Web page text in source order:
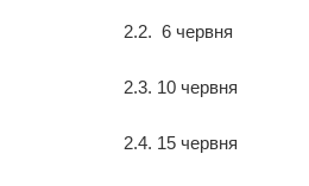
2.2. 6 червня
2.3. 10 червня
2.4. 15 червня